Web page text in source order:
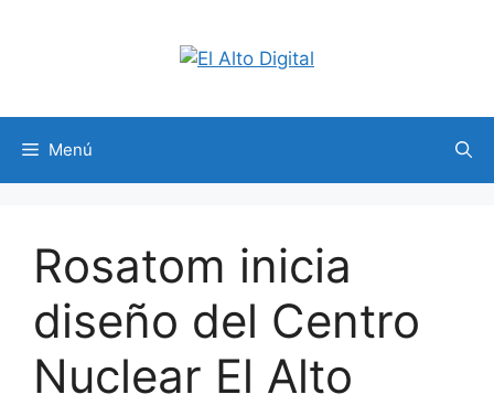
Menú
Rosatom inicia
diseño del Centro
Nuclear El Alto